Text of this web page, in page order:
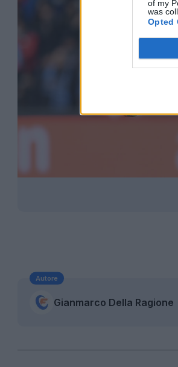
of my
was
Opted
Autore
Gianmarco Della Ragione